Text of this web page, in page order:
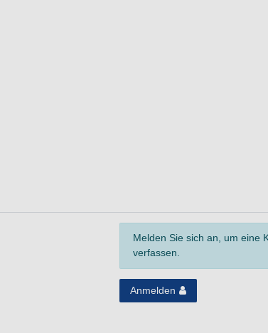
Melden Sie sich an, um eine
verfassen.
Anmelden